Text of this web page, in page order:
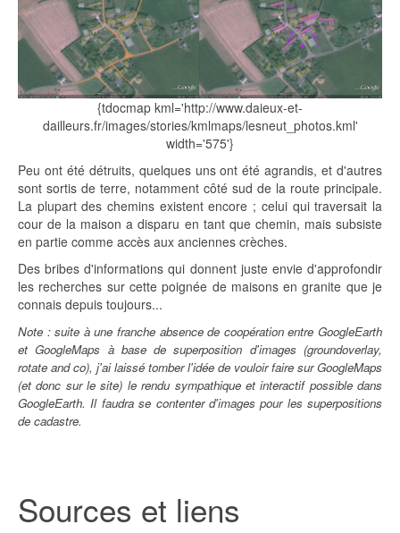
{tdocmap kml='http://www.daieux-et-
dailleurs.fr/images/stories/kmlmaps/lesneut_photos.kml'
width='575'}
Peu ont été détruits, quelques uns ont été agrandis, et d'autres
sont sortis de terre, notamment côté sud de la route principale.
La plupart des chemins existent encore ; celui qui traversait la
cour de la maison a disparu en tant que chemin, mais subsiste
en partie comme accès aux anciennes crèches.
Des bribes d'informations qui donnent juste envie d'approfondir
les recherches sur cette poignée de maisons en granite que je
connais depuis toujours...
Note : suite à une franche absence de coopération entre GoogleEarth
et GoogleMaps à base de superposition d'images (groundoverlay,
rotate and co), j'ai laissé tomber l'idée de vouloir faire sur GoogleMaps
(et donc sur le site) le rendu sympathique et interactif possible dans
GoogleEarth. Il faudra se contenter d'images pour les superpositions
de cadastre.
Sources et liens